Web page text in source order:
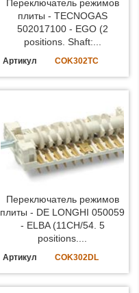
Переключатель режимов
плиты - TECNOGAS
502017100 - EGO (2
positions. Shaft:...
Артикул COK302TC
Переключатель режимов
плиты - DE LONGHI 050059
- ELBA (11CH/54. 5
positions....
Артикул COK302DL